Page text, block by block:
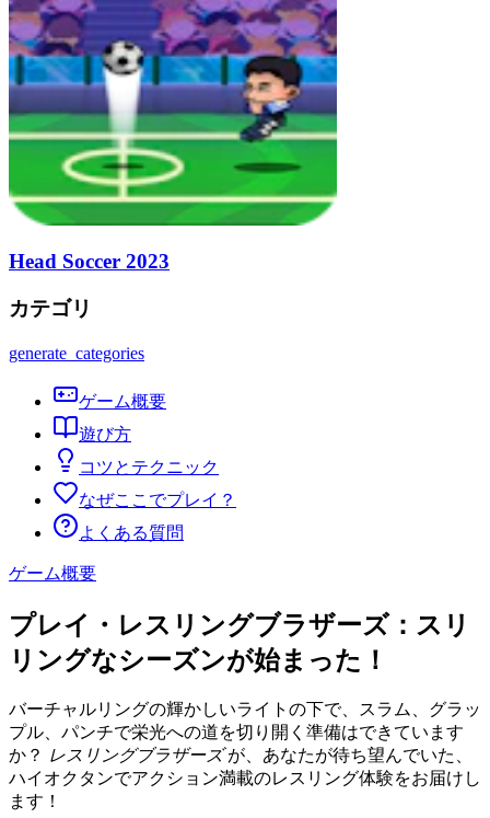
Head Soccer 2023
カテゴリ
generate_categories
ゲーム概要
遊び方
コツとテクニック
なぜここでプレイ？
よくある質問
ゲーム概要
プレイ・レスリングブラザーズ：スリ
リングなシーズンが始まった！
バーチャルリングの輝かしいライトの下で、スラム、グラッ
プル、パンチで栄光への道を切り開く準備はできています
か？ レスリングブラザーズが、あなたが待ち望んでいた、
ハイオクタンでアクション満載のレスリング体験をお届けし
ます！